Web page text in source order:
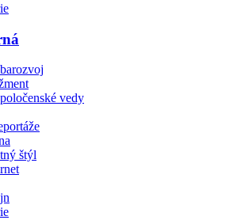
vedy
štýl